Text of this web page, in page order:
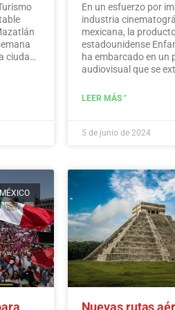
ciudad
de
En un esfuerzo por
industria
mexicana, la
estadounidense
ha embarcado en un
audiovisual que se
Hidalgo.…Leer más
LEER MÁS "
5 de junio de 2024
MÉXICO